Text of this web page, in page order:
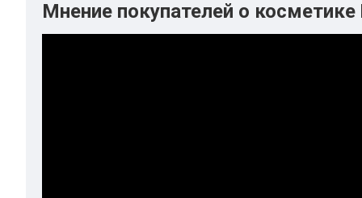
Мнение покупателей о косметике